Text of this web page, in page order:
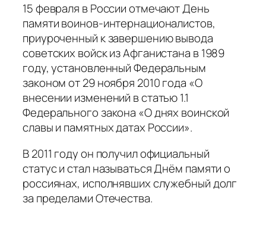
15 февраля в России отмечают День
памяти воинов-интернационалистов,
приуроченный к завершению вывода
советских войск из Афганистана в 1989
году, установленный Федеральным
законом от 29 ноября 2010 года «О
внесении изменений в статью 1.1
Федерального закона «О днях воинской
славы и памятных датах России».
В 2011 году он получил официальный
статус и стал называться Днём памяти о
россиянах, исполнявших служебный долг
за пределами Отечества.